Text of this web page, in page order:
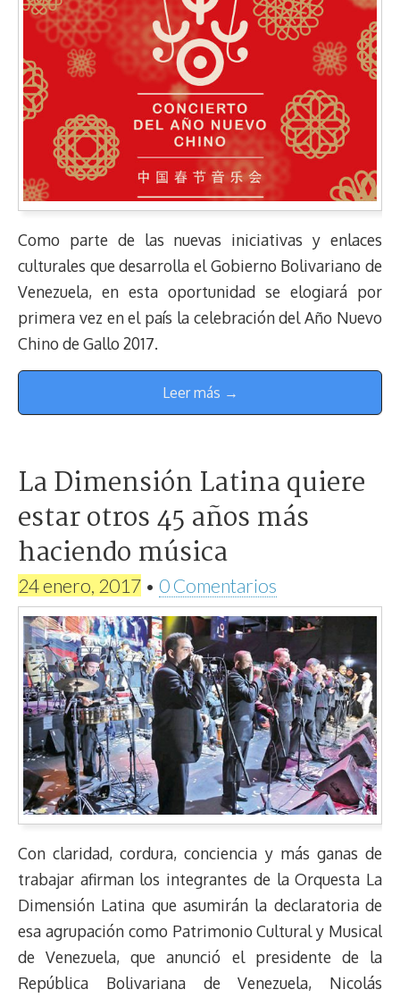
Como parte de las nuevas iniciativas y enlaces
culturales que desarrolla el Gobierno Bolivariano de
Venezuela, en esta oportunidad se elogiará por
primera vez en el país la celebración del Año Nuevo
Chino de Gallo 2017.
Leer más →
La Dimensión Latina quiere
estar otros 45 años más
haciendo música
24 enero, 2017 • 0 Comentarios
Con claridad, cordura, conciencia y más ganas de
trabajar afirman los integrantes de la Orquesta La
Dimensión Latina que asumirán la declaratoria de
esa agrupación como Patrimonio Cultural y Musical
de Venezuela, que anunció el presidente de la
República Bolivariana de Venezuela, Nicolás